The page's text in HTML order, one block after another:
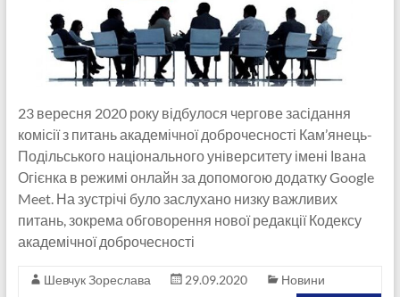
23 вересня 2020 року відбулося чергове засідання
комісії з питань академічної доброчесності Кам’янець-
Подільського національного університету імені Івана
Огієнка в режимі онлайн за допомогою додатку Google
Meet. На зустрічі було заслухано низку важливих
питань, зокрема обговорення нової редакції Кодексу
академічної доброчесності
Шевчук Зореслава 29.09.2020
Новини